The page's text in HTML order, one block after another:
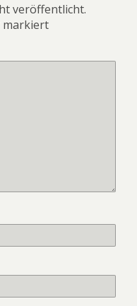
veröffentlicht.
markiert